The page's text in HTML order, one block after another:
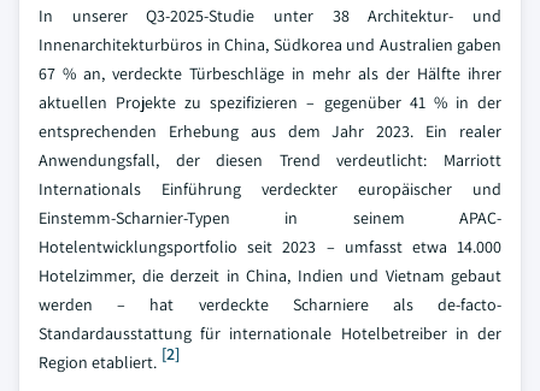
In unserer Q3-2025-Studie unter 38 Architektur- und
Innenarchitekturbüros in China, Südkorea und Australien gaben
67 % an, verdeckte Türbeschläge in mehr als der Hälfte ihrer
aktuellen Projekte zu spezifizieren – gegenüber 41 % in der
entsprechenden Erhebung aus dem Jahr 2023. Ein realer
Anwendungsfall, der diesen Trend verdeutlicht: Marriott
Internationals Einführung verdeckter europäischer und
Einstemm-Scharnier-Typen in seinem APAC-
Hotelentwicklungsportfolio seit 2023 – umfasst etwa 14.000
Hotelzimmer, die derzeit in China, Indien und Vietnam gebaut
werden – hat verdeckte Scharniere als de-facto-
Standardausstattung für internationale Hotelbetreiber in der
Region etabliert. [2]